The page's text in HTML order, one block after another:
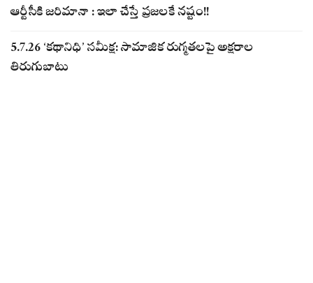
ఆర్టీసీకి జరిమానా : ఇలా చేస్తే ప్రజలకే నష్టం!!
5.7.26 ‘కథానిధి’ సమీక్ష: సామాజిక రుగ్మతలపై అక్షరాల
తిరుగుబాటు